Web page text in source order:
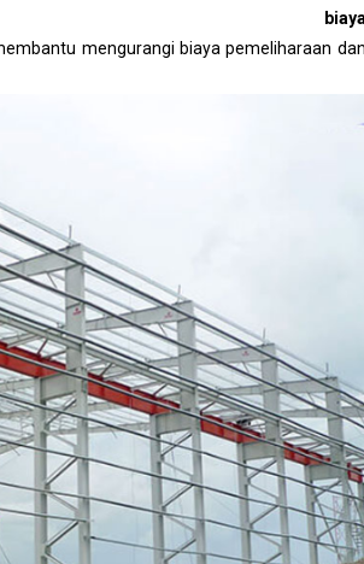
mengurangi biaya pemeliharaan dan